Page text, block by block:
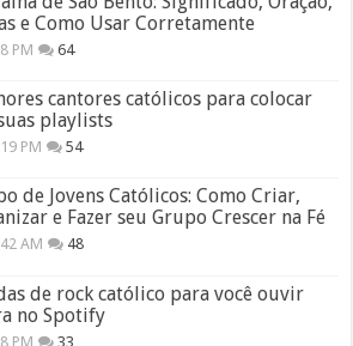
e Como Usar Corretamente
PM 64
cantores católicos para colocar
playlists
PM 54
de Jovens Católicos: Como Criar,
e Fazer seu Grupo Crescer na Fé
AM 48
de rock católico para você ouvir
no Spotify
PM 33